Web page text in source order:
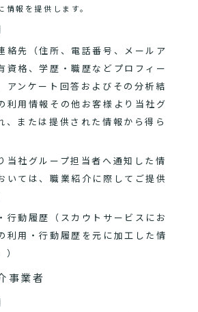
情報を提供します。
絡先（住所、電話番号、メールア
資格、学歴・職歴などプロフィー
アンケート回答およびその分析結
利用情報その他お客様より当社グ
、または提供された情報から得ら
当社グループ担当者へ通知した情
いては、職業紹介に際してご提供
行動履歴（スカウトサービスにお
利用・行動履歴を元に加工した情
事業者